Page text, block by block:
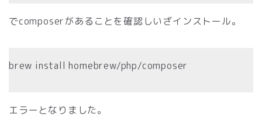
でcomposerがあることを確認しいざインストール。
brew install homebrew/php/composer
エラーとなりました。